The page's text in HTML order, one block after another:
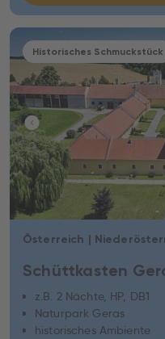
Historisches Schmuckstück
Schüttkasten
z.B. 2 Nächte, HP, DB1
Naturpark Geras
historisches Ambiente